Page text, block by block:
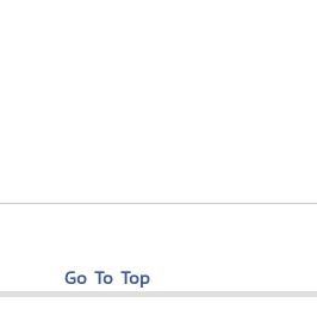
Go To Top